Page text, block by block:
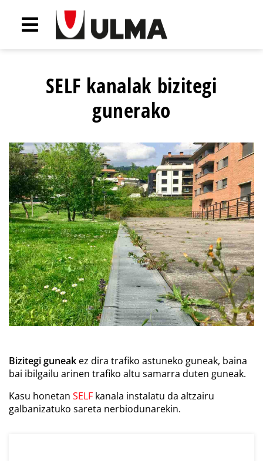
SELF kanalak bizitegi
gunerako
Bizitegi guneak ez dira trafiko astuneko guneak, baina
bai ibilgailu arinen trafiko altu samarra duten guneak.
Kasu honetan SELF kanala instalatu da altzairu
galbanizatuko sareta nerbiodunarekin.